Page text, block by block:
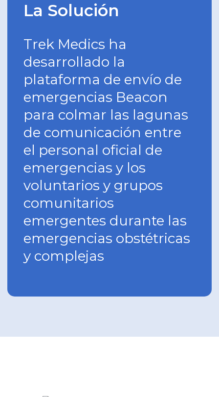
La Solución
Trek Medics ha
desarrollado la
plataforma de envío de
emergencias Beacon
para colmar las lagunas
de comunicación entre
el personal oficial de
emergencias y los
voluntarios y grupos
comunitarios
emergentes durante las
emergencias obstétricas
y complejas